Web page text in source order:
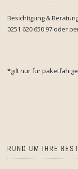
Besichtigung &
0251 620 650 97 oder
*gilt nur für
RUND UM IHRE